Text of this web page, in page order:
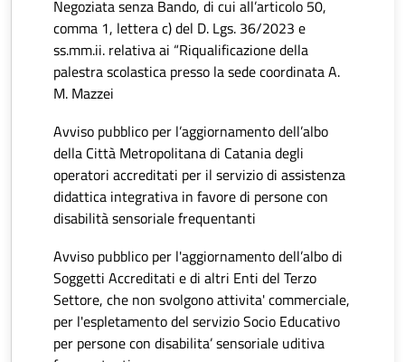
Negoziata senza Bando, di cui all’articolo 50,
comma 1, lettera c) del D. Lgs. 36/2023 e
ss.mm.ii. relativa ai “Riqualificazione della
palestra scolastica presso la sede coordinata A.
M. Mazzei
Avviso pubblico per l’aggiornamento dell’albo
della Città Metropolitana di Catania degli
operatori accreditati per il servizio di assistenza
didattica integrativa in favore di persone con
disabilità sensoriale frequentanti
Avviso pubblico per l'aggiornamento dell’albo di
Soggetti Accreditati e di altri Enti del Terzo
Settore, che non svolgono attivita' commerciale,
per l'espletamento del servizio Socio Educativo
per persone con disabilita’ sensoriale uditiva